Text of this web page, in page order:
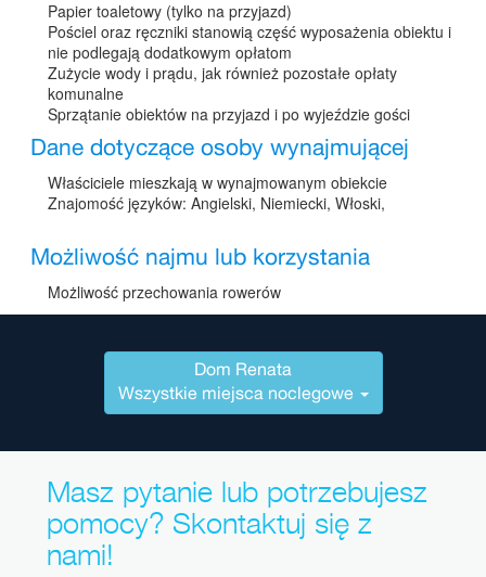
Papier toaletowy (tylko na przyjazd)
Pościel oraz ręczniki stanowią część wyposażenia obiektu i
nie podlegają dodatkowym opłatom
Zużycie wody i prądu, jak również pozostałe opłaty
komunalne
Sprzątanie obiektów na przyjazd i po wyjeździe gości
Dane dotyczące osoby wynajmującej
Właściciele mieszkają w wynajmowanym obiekcie
Znajomość języków: Angielski, Niemiecki, Włoski,
Możliwość najmu lub korzystania
Możliwość przechowania rowerów
Dom Renata
Wszystkie miejsca noclegowe
Masz pytanie lub potrzebujesz
pomocy? Skontaktuj się z
nami!